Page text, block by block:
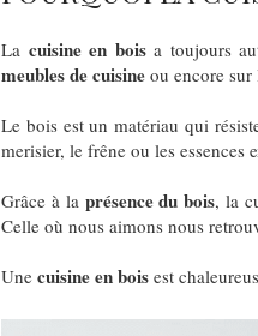
La cuisine en boisa toujours
meubles de cuisine ou encore sur
Le bois est un matériau qui
merisier, le frêne ou les
Grâce à la présence du bois, la
Celle où nous aimons nous
Une cuisine en bois est